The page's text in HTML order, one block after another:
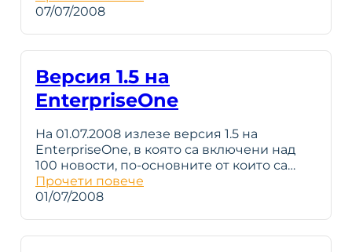
07/07/2008
Версия 1.5 на
EnterpriseOne
На 01.07.2008 излезе версия 1.5 на
EnterpriseOne, в която са включени над
100 новости, по-основните от които са…
Прочети повече
01/07/2008